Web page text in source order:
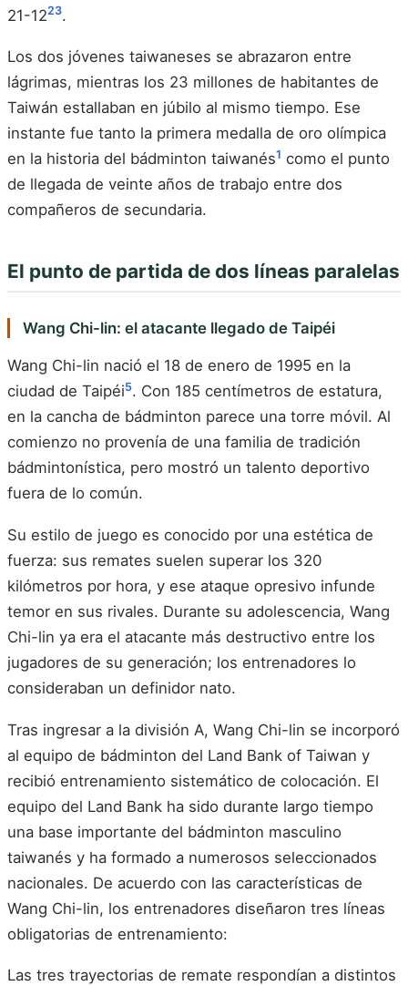
21-1223.
Los dos jóvenes taiwaneses se abrazaron entre
lágrimas, mientras los 23 millones de habitantes de
Taiwán estallaban en júbilo al mismo tiempo. Ese
instante fue tanto la primera medalla de oro olímpica
en la historia del bádminton taiwanés1 como el punto
de llegada de veinte años de trabajo entre dos
compañeros de secundaria.
El punto de partida de dos líneas paralelas
Wang Chi-lin: el atacante llegado de Taipéi
Wang Chi-lin nació el 18 de enero de 1995 en la
ciudad de Taipéi5. Con 185 centímetros de estatura,
en la cancha de bádminton parece una torre móvil. Al
comienzo no provenía de una familia de tradición
bádmintonística, pero mostró un talento deportivo
fuera de lo común.
Su estilo de juego es conocido por una estética de
fuerza: sus remates suelen superar los 320
kilómetros por hora, y ese ataque opresivo infunde
temor en sus rivales. Durante su adolescencia, Wang
Chi-lin ya era el atacante más destructivo entre los
jugadores de su generación; los entrenadores lo
consideraban un definidor nato.
Tras ingresar a la división A, Wang Chi-lin se incorporó
al equipo de bádminton del Land Bank of Taiwan y
recibió entrenamiento sistemático de colocación. El
equipo del Land Bank ha sido durante largo tiempo
una base importante del bádminton masculino
taiwanés y ha formado a numerosos seleccionados
nacionales. De acuerdo con las características de
Wang Chi-lin, los entrenadores diseñaron tres líneas
obligatorias de entrenamiento:
Las tres trayectorias de remate respondían a distintos